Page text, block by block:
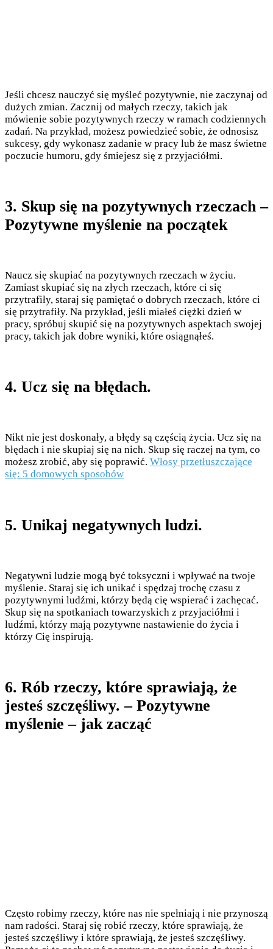
Jeśli chcesz nauczyć się myśleć pozytywnie, nie zaczynaj od
dużych zmian. Zacznij od małych rzeczy, takich jak
mówienie sobie pozytywnych rzeczy w ramach codziennych
zadań. Na przykład, możesz powiedzieć sobie, że odnosisz
sukcesy, gdy wykonasz zadanie w pracy lub że masz świetne
poczucie humoru, gdy śmiejesz się z przyjaciółmi.
3. Skup się na pozytywnych rzeczach –
Pozytywne myślenie na początek
Naucz się skupiać na pozytywnych rzeczach w życiu.
Zamiast skupiać się na złych rzeczach, które ci się
przytrafiły, staraj się pamiętać o dobrych rzeczach, które ci
się przytrafiły. Na przykład, jeśli miałeś ciężki dzień w
pracy, spróbuj skupić się na pozytywnych aspektach swojej
pracy, takich jak dobre wyniki, które osiągnąłeś.
4. Ucz się na błędach.
Nikt nie jest doskonały, a błędy są częścią życia. Ucz się na
błędach i nie skupiaj się na nich. Skup się raczej na tym, co
możesz zrobić, aby się poprawić. Włosy przetłuszczające
się: 5 domowych sposobów
5. Unikaj negatywnych ludzi.
Negatywni ludzie mogą być toksyczni i wpływać na twoje
myślenie. Staraj się ich unikać i spędzaj trochę czasu z
pozytywnymi ludźmi, którzy będą cię wspierać i zachęcać.
Skup się na spotkaniach towarzyskich z przyjaciółmi i
ludźmi, którzy mają pozytywne nastawienie do życia i
którzy Cię inspirują.
6. Rób rzeczy, które sprawiają, że
jesteś szczęśliwy. – Pozytywne
myślenie – jak zacząć
Często robimy rzeczy, które nas nie spełniają i nie przynoszą
nam radości. Staraj się robić rzeczy, które sprawiają, że
jesteś szczęśliwy i które sprawiają, że jesteś szczęśliwy.